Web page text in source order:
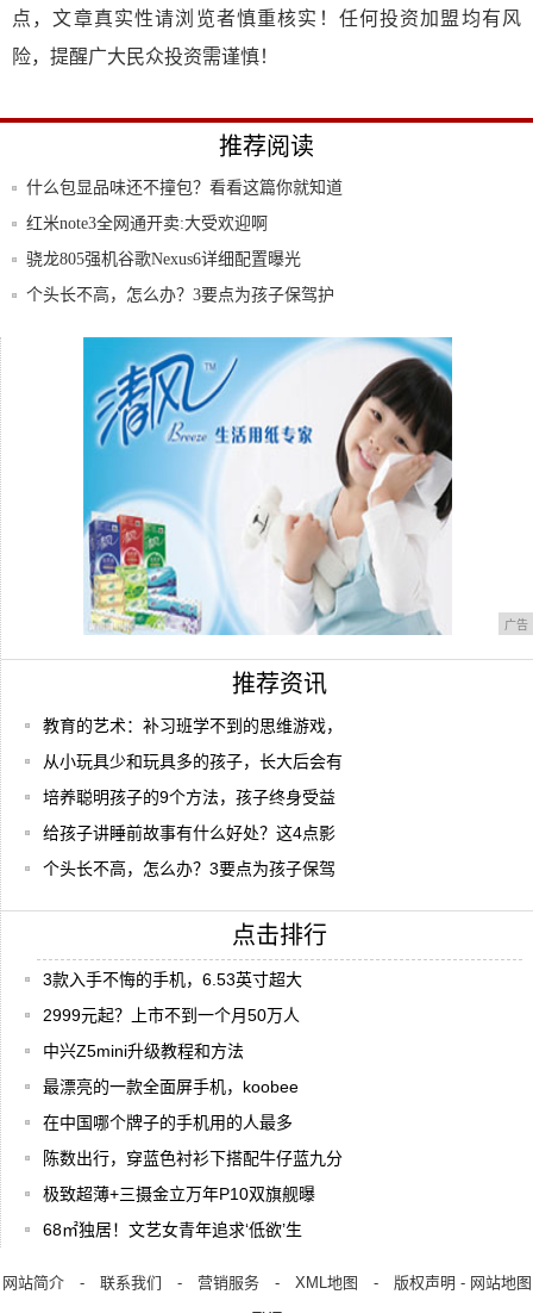
点，文章真实性请浏览者慎重核实！任何投资加盟均有风
险，提醒广大民众投资需谨慎！
推荐阅读
什么包显品味还不撞包？看看这篇你就知道
了！
红米note3全网通开卖:大受欢迎啊
骁龙805强机谷歌Nexus6详细配置曝光
个头长不高，怎么办？3要点为孩子保驾护
244平！台湾夫妻家中的高级场面：全屋时
广告
推荐资讯
教育的艺术：补习班学不到的思维游戏，
从小玩具少和玩具多的孩子，长大后会有
培养聪明孩子的9个方法，孩子终身受益
给孩子讲睡前故事有什么好处？这4点影
个头长不高，怎么办？3要点为孩子保驾
点击排行
3款入手不悔的手机，6.53英寸超大
2999元起？上市不到一个月50万人
中兴Z5mini升级教程和方法
最漂亮的一款全面屏手机，koobee
在中国哪个牌子的手机用的人最多
陈数出行，穿蓝色衬衫下搭配牛仔蓝九分
极致超薄+三摄金立万年P10双旗舰曝
68㎡独居！文艺女青年追求‘低欲’生
网站简介- 联系我们 - 营销服务- XML地图 - 版权声明 - 网站地图